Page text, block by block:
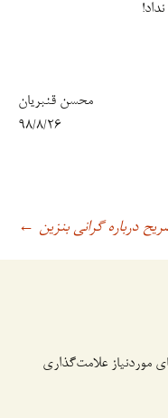
محسن قنبریان
۹۸/۸/۲۶
درباره گرانی بنزین ←
موردنیاز علامت‌گذاری